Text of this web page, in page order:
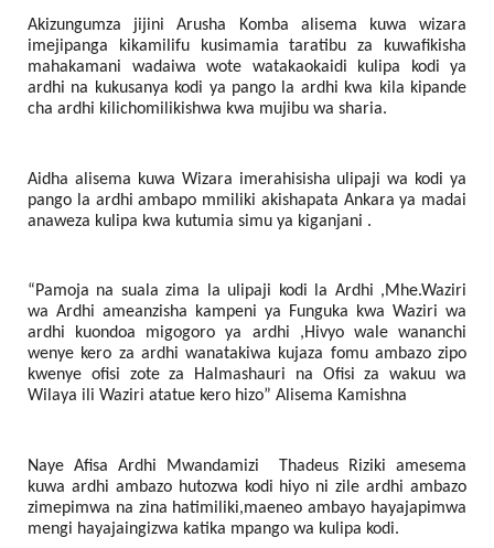
Akizungumza jijini Arusha Komba alisema kuwa wizara
imejipanga kikamilifu kusimamia taratibu za kuwafikisha
mahakamani wadaiwa wote watakaokaidi kulipa kodi ya
ardhi na kukusanya kodi ya pango la ardhi kwa kila kipande
cha ardhi kilichomilikishwa kwa mujibu wa sharia.
Aidha alisema kuwa Wizara imerahisisha ulipaji wa kodi ya
pango la ardhi ambapo mmiliki akishapata Ankara ya madai
anaweza kulipa kwa kutumia simu ya kiganjani .
“Pamoja na suala zima la ulipaji kodi la Ardhi ,Mhe.Waziri
wa Ardhi ameanzisha kampeni ya Funguka kwa Waziri wa
ardhi kuondoa migogoro ya ardhi ,Hivyo wale wananchi
wenye kero za ardhi wanatakiwa kujaza fomu ambazo zipo
kwenye ofisi zote za Halmashauri na Ofisi za wakuu wa
Wilaya ili Waziri atatue kero hizo” Alisema Kamishna
Naye Afisa Ardhi Mwandamizi Thadeus Riziki amesema
kuwa ardhi ambazo hutozwa kodi hiyo ni zile ardhi ambazo
zimepimwa na zina hatimiliki,maeneo ambayo hayajapimwa
mengi hayajaingizwa katika mpango wa kulipa kodi.